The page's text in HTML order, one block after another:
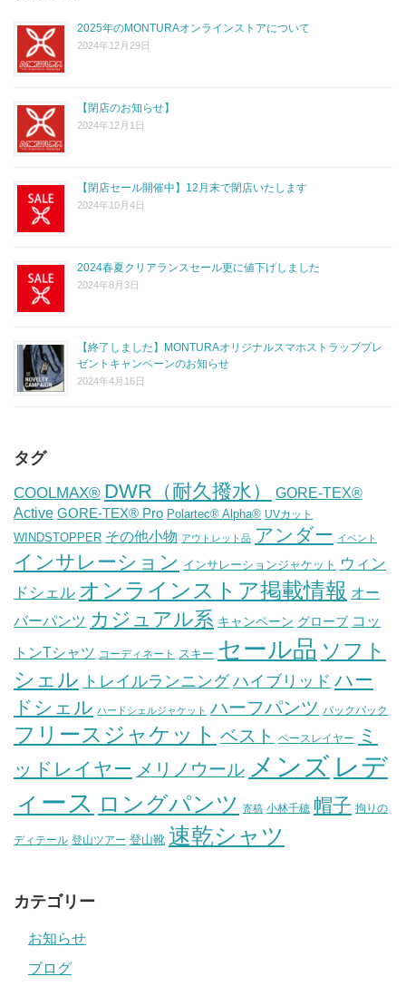
2025年のMONTURAオンラインストアについて
2024年12月29日
【閉店のお知らせ】
2024年12月1日
【閉店セール開催中】12月末で閉店いたします
2024年10月4日
2024春夏クリアランスセール更に値下げしました
2024年8月3日
【終了しました】MONTURAオリジナルスマホストラッププレ
ゼントキャンペーンのお知らせ
2024年4月16日
タグ
COOLMAX® DWR（耐久撥水）
GORE-TEX®
Active GORE-TEX® Pro Polartec® Alpha® UVカット
WINDSTOPPER その他小物 アウトレット品 アンダー イベント
インサレーション インサレーションジャケット ウィン
ドシェル オンラインストア掲載情報 オー
バーパンツ カジュアル系 キャンペーン グローブ コッ
トンTシャツ コーディネート スキー セール品 ソフト
シェル トレイルランニング ハイブリッド ハー
ドシェル ハードシェルジャケット ハーフパンツ バックパック
フリースジャケット ベスト ベースレイヤー
ミ
ッドレイヤー メリノウール メンズ レデ
ィース ロングパンツ 寄稿 小林千穂 帽子 拘りの
ディテール 登山ツアー 登山靴 速乾シャツ
カテゴリー
お知らせ
ブログ